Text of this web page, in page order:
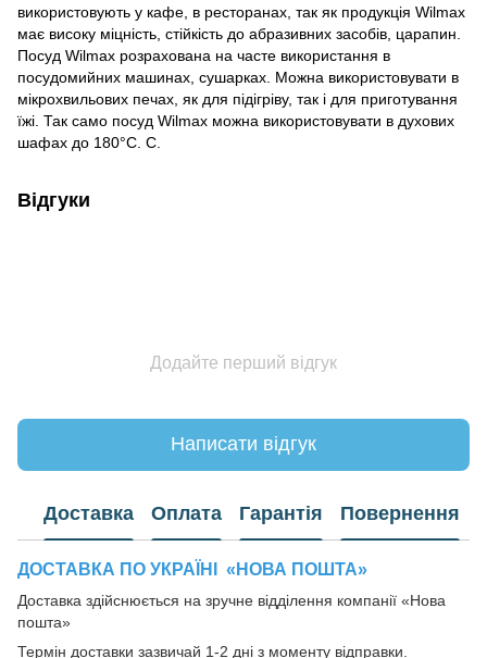
використовують у кафе, в ресторанах, так як продукція Wilmax
має високу міцність, стійкість до абразивних засобів, царапин.
Посуд Wilmax розрахована на часте використання в
посудомийних машинах, сушарках. Можна використовувати в
мікрохвильових печах, як для підігріву, так і для приготування
їжі. Так само посуд Wilmax можна використовувати в духових
шафах до 180°С. С.
Відгуки
Додайте перший відгук
Написати відгук
Доставка Оплата Гарантія Повернення
ДОСТАВКА ПО УКРАЇНІ «НОВА ПОШТА»
Доставка здійснюється на зручне відділення компанії «Нова
пошта»
Термін доставки зазвичай 1-2 дні з моменту відправки.